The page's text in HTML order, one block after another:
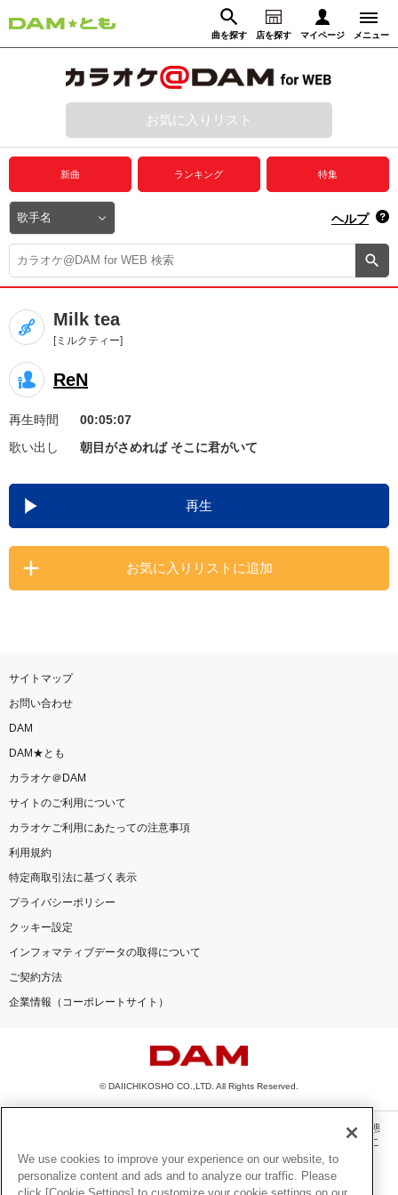
曲を探す 店を探す マイページ メニュー
動画からさがす 録音からさがす
ログイン
プレミアムサービス
DAM★とも動画
DAM★とも録音
カラオケ＠DAM
ユーザー検索
キャンペーン
お知らせ よくあるご質問
DAMの新曲・ランキングなど
カラオケ最新情報をチェック！
お気に入りリスト
新曲 ランキング 特集
ヘルプ
Milk tea
[ミルクティー]
ReN
再生時間
00:05:07
歌い出し
朝目がさめれば そこに君がいて
再生
お気に入りリストに追加
サイトマップ
お問い合わせ
DAM
DAM★とも
カラオケ＠DAM
サイトのご利用について
カラオケご利用にあたっての注意事項
利用規約
特定商取引法に基づく表示
プライバシーポリシー
クッキー設定
インフォマティブデータの取得について
ご契約方法
企業情報（コーポレートサイト）
© DAIICHIKOSHO CO.,LTD. All Rights Reserved.
このサイトに掲載されている一切の文章・画像・写真・動画・音声等を、手段や形態
を問わず、著作権法の定める範囲を超えて無断で複製、転載、ファイル化などするこ
とを禁じます。
楽曲及びコンテンツは、機種によりご利用いただけない場合があります。
We use cookies to improve your experience on our website, to
personalize content and ads and to analyze our traffic. Please